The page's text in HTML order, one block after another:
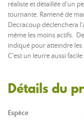
réaliste et détaillée d'un
tournante. Ramené de
Decracoup déclenchera
même les moins actifs.
indiqué pour atteindre
C'est un leurre aussi
Détails du
Espèce